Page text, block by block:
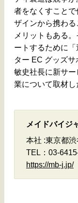
者をなくすこと
ザインから携わ
メリットもある
ートするために
ター EC グッズ
敏史社長に新サ
業について取材し
メイドバイジ
本社 :東京都
TEL：03-
https://mb-j.jp/